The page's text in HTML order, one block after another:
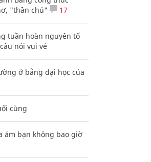
"thần chú"
17
tuần hoàn nguyên tố
nói vui vẻ
ở bằng đại học của
cùng
ám bạn không bao giờ